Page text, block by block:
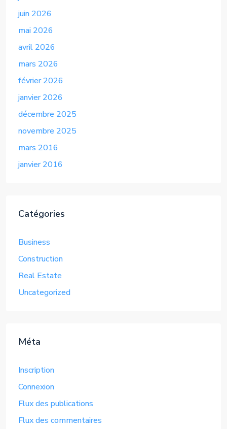
juin 2026
mai 2026
avril 2026
mars 2026
février 2026
janvier 2026
décembre 2025
novembre 2025
mars 2016
janvier 2016
Catégories
Business
Construction
Real Estate
Uncategorized
Méta
Inscription
Connexion
Flux des publications
Flux des commentaires